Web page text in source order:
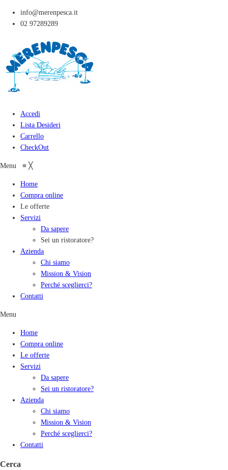
info@merenpesca.it
02 97289289
Accedi
Lista Desideri
Carrello
CheckOut
Menu ≡ ╳
Home
Compra online
Le offerte
Servizi
Da sapere
Sei un ristoratore?
Azienda
Chi siamo
Mission & Vision
Perché sceglierci?
Contatti
Menu
Home
Compra online
Le offerte
Servizi
Da sapere
Sei un ristoratore?
Azienda
Chi siamo
Mission & Vision
Perché sceglierci?
Contatti
Cerca